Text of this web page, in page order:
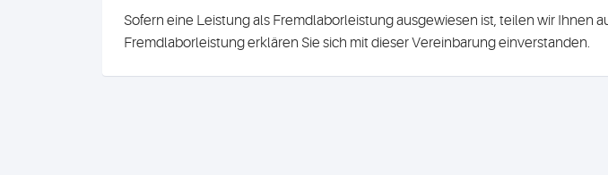
Sofern eine Leistung als Fremdlaborleistung ausgewiesen ist, teilen wir Ihnen
Fremdlaborleistung erklären Sie sich mit dieser Vereinbarung einverstanden.